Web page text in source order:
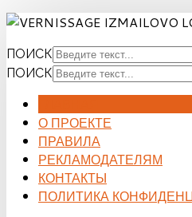
ПОИСК
ПОИСК
О ПРОЕКТЕ
ПРАВИЛА
РЕКЛАМОДАТЕЛЯМ
КОНТАКТЫ
ПОЛИТИКА